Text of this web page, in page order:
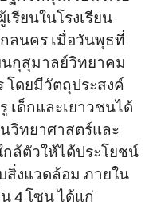
รียนในโรงเรียน
ลนคร เมื่อวันพุธที่
กุสุมาลย์วิทยาคม
โดยมีวัตถุประสงค์
เด็กและเยาวชนได้
วิทยาศาสตร์และ
ล้ตัวให้ได้ประโยชน์
สิ่งแวดล้อม ภายใน
4 โซน ได้แก่